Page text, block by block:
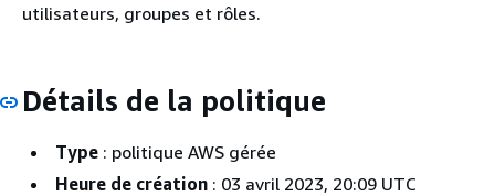
utilisateurs, groupes et rôles.
Détails de la politique
Type : politique AWS gérée
Heure de création : 03 avril 2023, 20:09 UTC